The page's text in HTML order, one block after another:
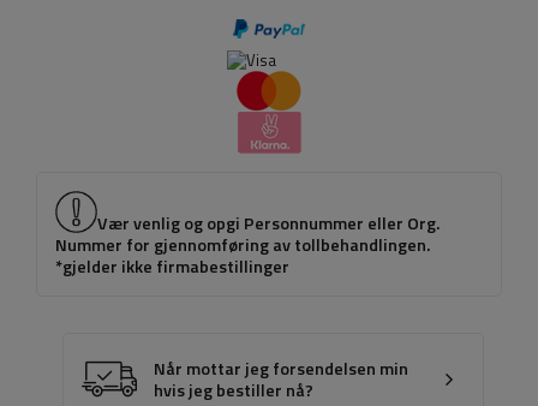
Vær venlig og opgi Personnummer eller Org.
Nummer for gjennomføring av tollbehandlingen.
*gjelder ikke firmabestillinger
Når mottar jeg forsendelsen min
hvis jeg bestiller nå?